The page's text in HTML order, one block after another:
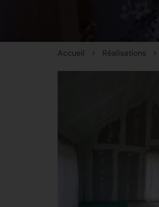
Accueil Réalisations